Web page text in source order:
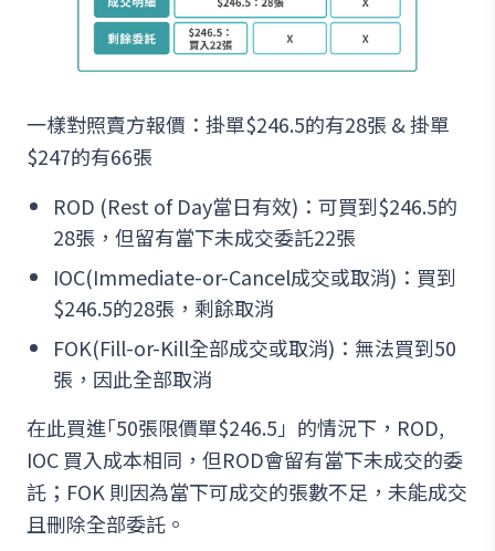
一樣對照賣方報價：掛單$246.5的有28張 & 掛單
$247的有66張
ROD (Rest of Day當日有效)：可買到$246.5的
28張，但留有當下未成交委託22張
IOC(Immediate-or-Cancel成交或取消)：買到
$246.5的28張，剩餘取消
FOK(Fill-or-Kill全部成交或取消)：無法買到50
張，因此全部取消
在此買進｢50張限價單$246.5」的情況下，ROD,
IOC 買入成本相同，但ROD會留有當下未成交的委
託；FOK 則因為當下可成交的張數不足，未能成交
且刪除全部委託。